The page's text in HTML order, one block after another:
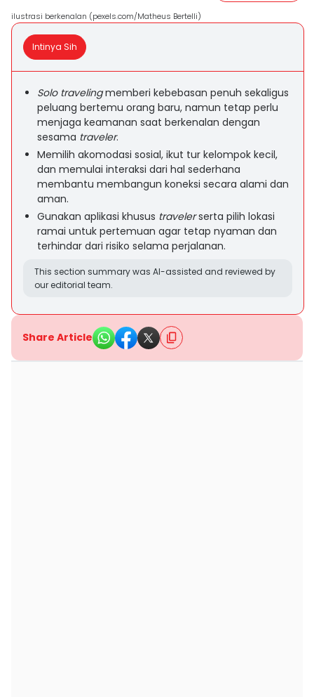
ilustrasi berkenalan (pexels.com/Matheus Bertelli)
Intinya Sih
Solo travelingmemberi kebebasan penuh sekaligus
peluang bertemu orang baru, namun tetap perlu
menjaga keamanan saat berkenalan dengan
sesama traveler.
Memilih akomodasi sosial, ikut tur kelompok kecil,
dan memulai interaksi dari hal sederhana
membantu membangun koneksi secara alami dan
aman.
Gunakan aplikasi khusus travelerserta pilih lokasi
ramai untuk pertemuan agar tetap nyaman dan
terhindar dari risiko selama perjalanan.
This section summary was AI-assisted and reviewed by
our editorial team.
Share Article